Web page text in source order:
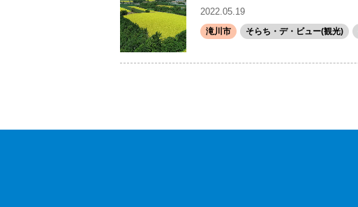
2022.05.19
滝川市 そらち・デ・ビュー(観光)